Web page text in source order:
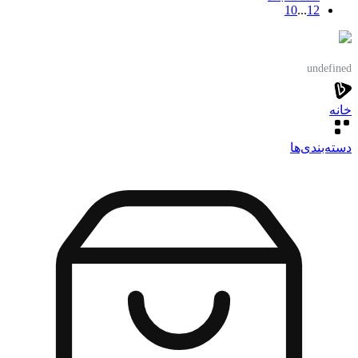
12
...
10
undefined
خانه
دسته‌بندی‌‌ها